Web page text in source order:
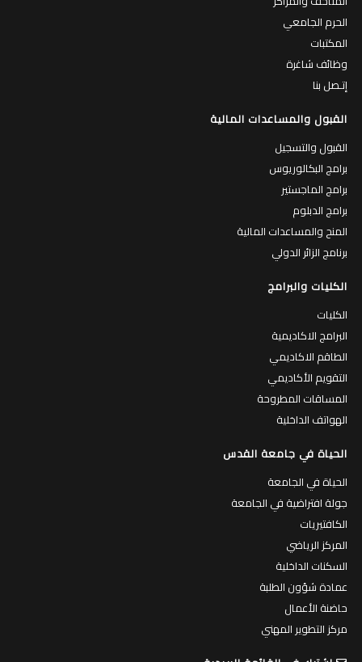
الحرم الجامعي
المكتبات
وظائف شاغرة
إتـصل بنا
القبول والمساعدات المالية
القبول والتسجيل
برامج البكالوريوس
برامج الماجستير
برامج الدبلوم
المنح والمساعدات المالية
برنامج الزائر الدولي
الكليات والبرامج
الكليات
البرامج الاكاديمية
الطاقم الاكاديمي
التقويم الأكاديمي
المساقات المطروحة
الهواتف الداخلية
الحياة في جامعة القدس
الحياة في الجامعة
جولة افتراضية في الجامعة
الكافتيريات
المركز الرياضي
السكنات الداخلية
عمادة شؤون الطلبة
حاضنة الأعمال
مركز التطوير المهني